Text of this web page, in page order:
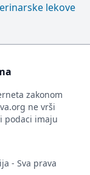
lekove
zakonom
ne vrši
podaci imaju
- Sva prava